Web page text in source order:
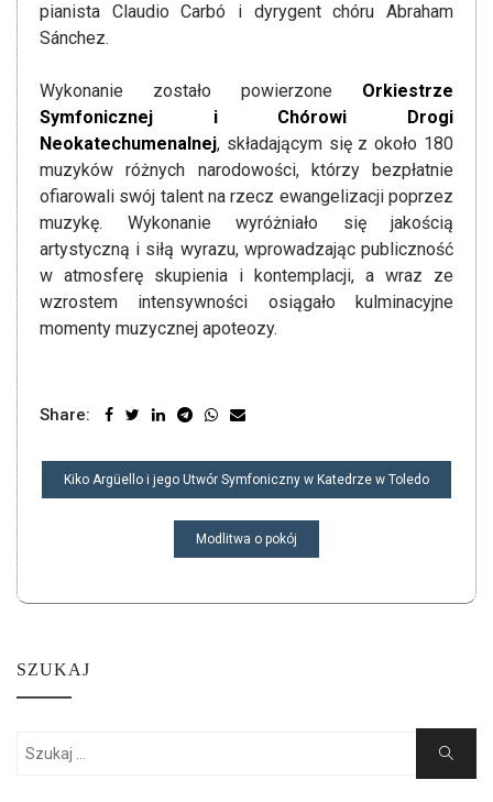
pianista Claudio Carbó i dyrygent chóru Abraham
Sánchez.
Wykonanie zostało powierzone Orkiestrze
Symfonicznej i Chórowi Drogi
Neokatechumenalnej, składającym się z około 180
muzyków różnych narodowości, którzy bezpłatnie
ofiarowali swój talent na rzecz ewangelizacji poprzez
muzykę. Wykonanie wyróżniało się jakością
artystyczną i siłą wyrazu, wprowadzając publiczność
w atmosferę skupienia i kontemplacji, a wraz ze
wzrostem intensywności osiągało kulminacyjne
momenty muzycznej apoteozy.
Share:
NAWIGACJA
WPISU
Kiko Argüello i jego Utwór Symfoniczny w Katedrze w Toledo
Modlitwa o pokój
SZUKAJ
Search
Search